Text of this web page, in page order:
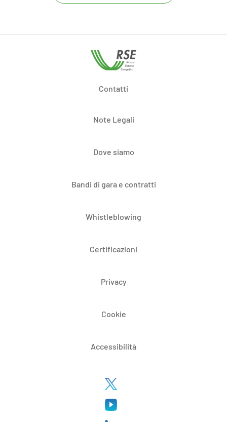
Contatti
Note Legali
Dove siamo
Bandi di gara e contratti
Whistleblowing
Certificazioni
Privacy
Cookie
Accessibilità